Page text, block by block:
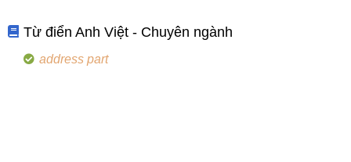
Từ điển Anh Việt - Chuyên ngành
address part